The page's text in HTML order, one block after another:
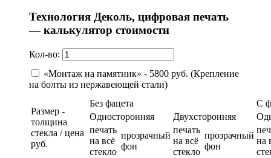
Технология Деколь, цифровая печать
— калькулятор стоимости
Кол-во:
«Монтаж на памятник» - 5800 руб. (Крепление
на болты из нержавеющей стали)
Размер -
толщина
стекла / цена
руб.
Без фацета
С
Односторонняя
Двухсторонняя
печать
на всё
стекло
прозрачный
фон
печать
на всё
стекло
прозрачный
фон
на